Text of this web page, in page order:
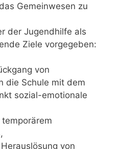
Gemeinwesen zu
der Jugendhilfe als
Ziele vorgegeben:
von
die Schule mit dem
sozial-emotionale
von